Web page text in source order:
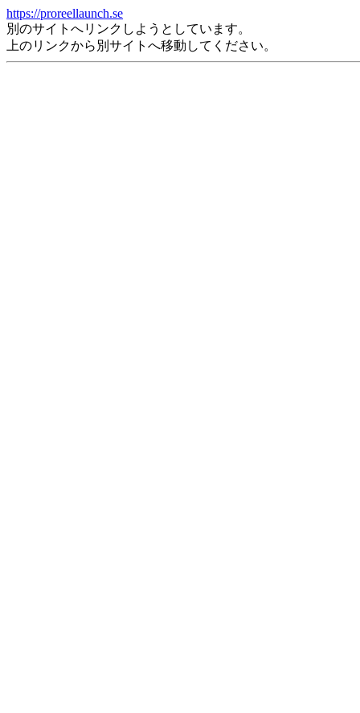
https://proreellaunch.se
別のサイトへリンクしようとしています。
上のリンクから別サイトへ移動してください。